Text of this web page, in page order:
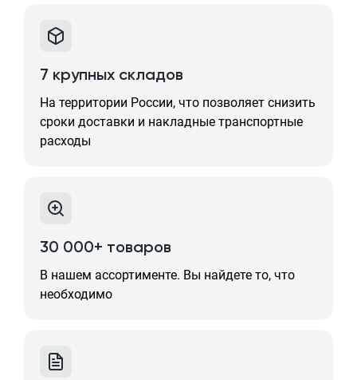
7 крупных складов
На территории России, что позволяет снизить
сроки доставки и накладные транспортные
расходы
30 000+ товаров
В нашем ассортименте. Вы найдете то, что
необходимо